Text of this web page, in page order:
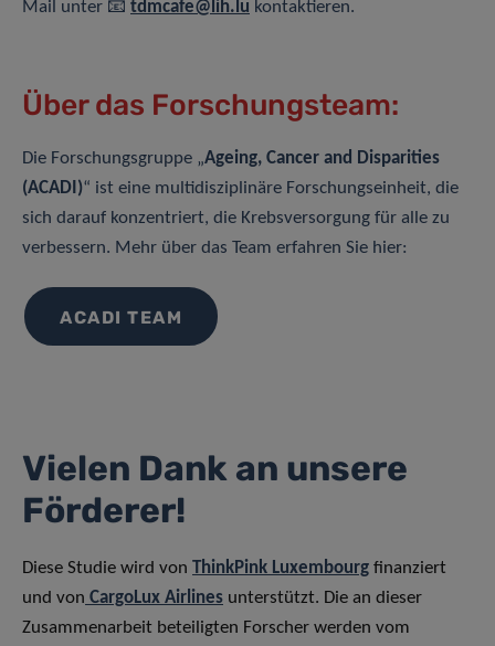
Mail unter 📧 tdmcafe@lih.lu kontaktieren.
Über das Forschungsteam:
Die Forschungsgruppe „Ageing, Cancer and Disparities
(ACADI)“ ist eine multidisziplinäre Forschungseinheit, die
sich darauf konzentriert, die Krebsversorgung für alle zu
verbessern. Mehr über das Team erfahren Sie hier:
ACADI TEAM
Vielen Dank an unsere
Förderer!
Diese Studie wird von ThinkPink Luxembourg finanziert
und von CargoLux Airlines unterstützt. Die an dieser
Zusammenarbeit beteiligten Forscher werden vom